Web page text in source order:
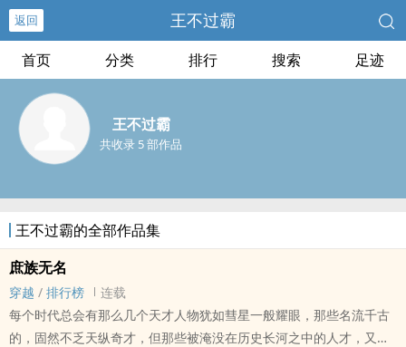
返回 王不过霸
首页 分类 排行 搜索 足迹
王不过霸
共收录 5 部作品
王不过霸的全部作品集
庶族无名
穿越 / 排行榜
连载
每个时代总会有那么几个天才人物犹如彗星一般耀眼，那些名流千古
的，固然不乏天纵奇才，但那些被淹没在历史长河之中的人才，又有